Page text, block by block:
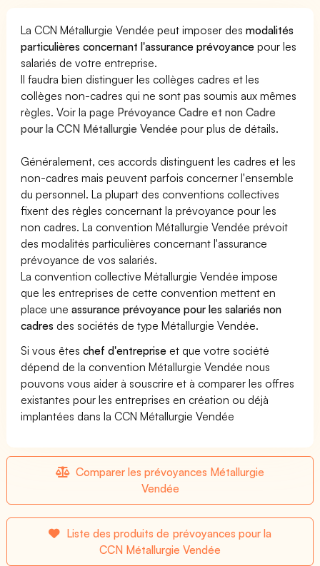
La CCN Métallurgie Vendée peut imposer desmodalités
particulières concernant l'assurance prévoyance pour les
salariés de votre entreprise.
Il faudra bien distinguer les collèges cadres et les
collèges non-cadres qui ne sont pas soumis aux mêmes
règles. Voir la page Prévoyance Cadre et non Cadre
pour la CCN Métallurgie Vendée pour plus de détails.
Généralement, ces accords distinguent les cadres et les
non-cadres mais peuvent parfois concerner l'ensemble
du personnel. La plupart des conventions collectives
fixent des règles concernant la prévoyance pour les
non cadres. La convention Métallurgie Vendée prévoit
des modalités particulières concernant l'assurance
prévoyance de vos salariés.
La convention collective Métallurgie Vendée impose
que les entreprises de cette convention mettent en
place uneassurance prévoyance pour les salariés non
cadres des sociétés de type Métallurgie Vendée.
Si vous êteschef d'entreprise et que votre société
dépend de la convention Métallurgie Vendée nous
pouvons vous aider à souscrire et à comparer les offres
existantes pour les entreprises en création ou déjà
implantées dans la CCN Métallurgie Vendée
Comparer les prévoyances Métallurgie
Vendée
Liste des produits de prévoyances pour la
CCN Métallurgie Vendée